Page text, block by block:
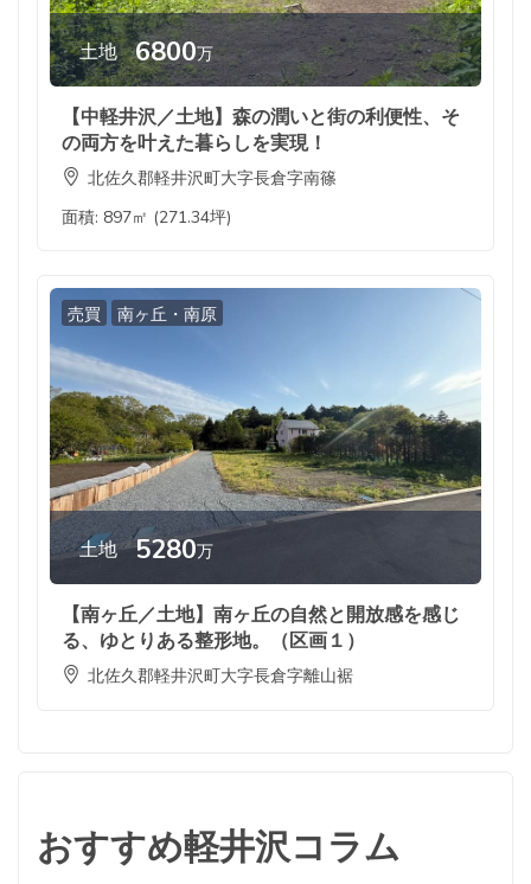
土地 6800万
【中軽井沢／土地】森の潤いと街の利便性、そ
の両方を叶えた暮らしを実現！
北佐久郡軽井沢町大字長倉字南篠
面積: 897㎡ (271.34坪)
売買 南ヶ丘・南原
土地 5280万
【南ヶ丘／土地】南ヶ丘の自然と開放感を感じ
る、ゆとりある整形地。（区画１）
北佐久郡軽井沢町大字長倉字離山裾
おすすめ軽井沢コラム